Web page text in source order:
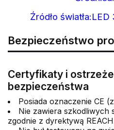
Źródło
Bezpieczeństwo
Certyfikaty i
bezpieczeństwa
Posiada oznaczenie CE
Nie zawiera szkodliwych
zgodnie z dyrektywą